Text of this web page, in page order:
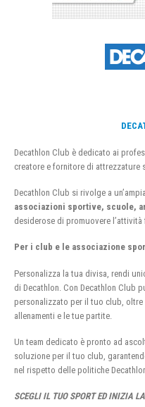
Decathlon Club è dedicato ai
creatore e fornitore di attrezzature
Decathlon Club si rivolge a
associazioni sportive, scuole,
desiderose di promuovere
Per i club e le associazione
Personalizza la tua divisa, rendi
di Decathlon. Con Decathlon Club
personalizzato per il tuo club,
allenamenti e le tue partite.
Un team dedicato è pronto ad
soluzione per il tuo club,
nel rispetto delle politiche
SCEGLI IL TUO SPORT ED INIZIA